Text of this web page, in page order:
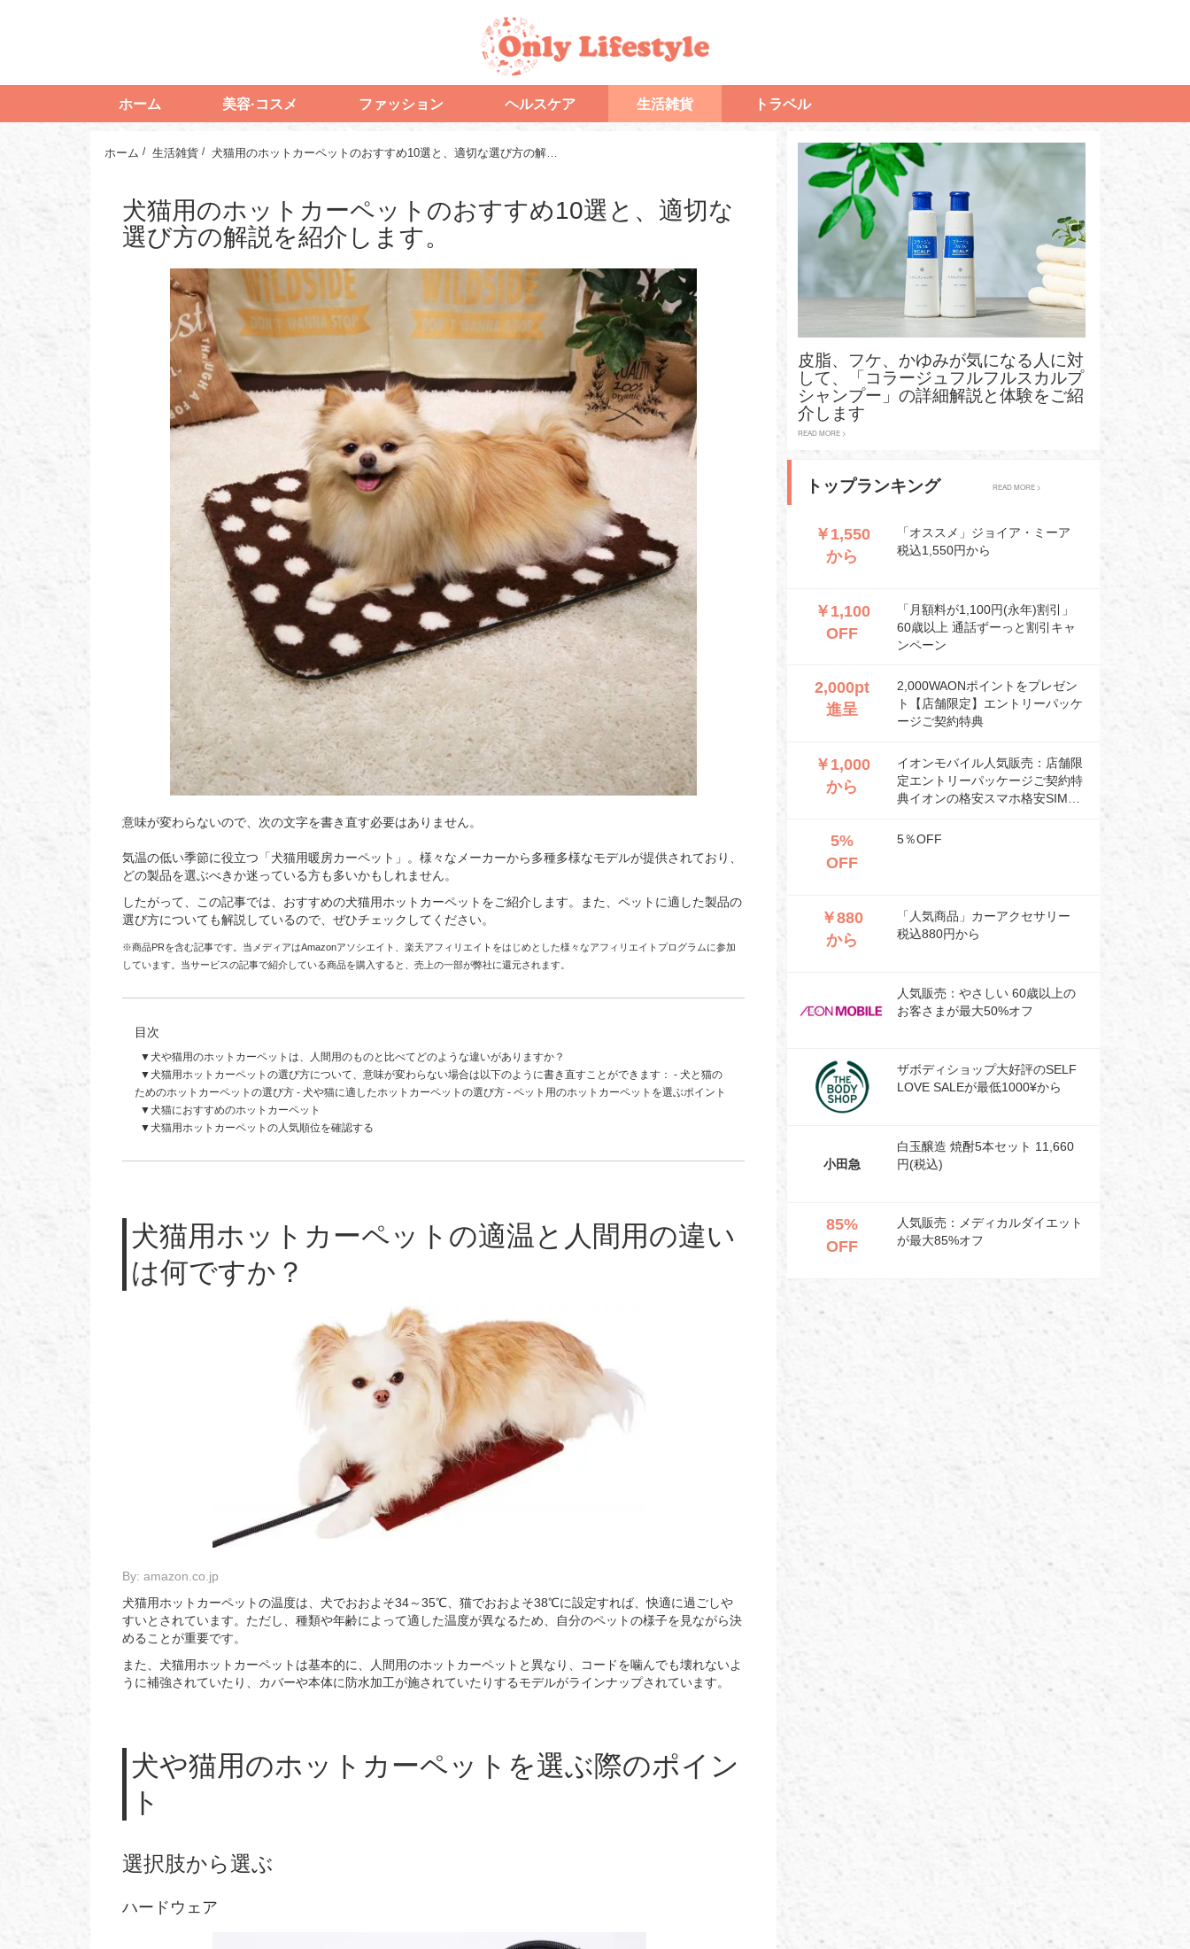
ホーム 美容·コスメ ファッション ヘルスケア 生活雑貨 トラベル
ホーム 生活雑貨 犬猫用のホットカーペットのおすすめ10選と、適切な選び方の解説を紹介します。
犬猫用のホットカーペットのおすすめ10選と、適切な
選び方の解説を紹介します。
意味が変わらないので、次の文字を書き直す必要はありません。
気温の低い季節に役立つ「犬猫用暖房カーペット」。様々なメーカーから多種多様なモデルが提供されており、
どの製品を選ぶべきか迷っている方も多いかもしれません。
したがって、この記事では、おすすめの犬猫用ホットカーペットをご紹介します。また、ペットに適した製品の
選び方についても解説しているので、ぜひチェックしてください。
※商品PRを含む記事です。当メディアはAmazonアソシエイト、楽天アフィリエイトをはじめとした様々なアフィリエイトプログラムに参加
しています。当サービスの記事で紹介している商品を購入すると、売上の一部が弊社に還元されます。
目次
犬や猫用のホットカーペットは、人間用のものと比べてどのような違いがありますか？
犬猫用ホットカーペットの選び方について、意味が変わらない場合は以下のように書き直すことができます： - 犬と猫の
ためのホットカーペットの選び方 - 犬や猫に適したホットカーペットの選び方 - ペット用のホットカーペットを選ぶポイント
犬猫におすすめのホットカーペット
犬猫用ホットカーペットの人気順位を確認する
犬猫用ホットカーペットの適温と人間用の違い
は何ですか？
By: amazon.co.jp
犬猫用ホットカーペットの温度は、犬でおおよそ34～35℃、猫でおおよそ38℃に設定すれば、快適に過ごしや
すいとされています。ただし、種類や年齢によって適した温度が異なるため、自分のペットの様子を見ながら決
めることが重要です。
また、犬猫用ホットカーペットは基本的に、人間用のホットカーペットと異なり、コードを噛んでも壊れないよ
うに補強されていたり、カバーや本体に防水加工が施されていたりするモデルがラインナップされています。
犬や猫用のホットカーペットを選ぶ際のポイン
ト
選択肢から選ぶ
ハードウェア
皮脂、フケ、かゆみが気になる人に対
して、「コラージュフルフルスカルプ
シャンプー」の詳細解説と体験をご紹
介します
READ MORE >
トップランキング READ MORE >
￥1,550
から
「オススメ」ジョイア・ミーア
税込1,550円から
￥1,100
OFF
「月額料が1,100円(永年)割引」
60歳以上 通話ずーっと割引キャ
ンペーン
2,000pt
進呈
2,000WAONポイントをプレゼン
ト【店舗限定】エントリーパッケ
ージご契約特典
￥1,000
から
イオンモバイル人気販売：店舗限
定エントリーパッケージご契約特
典イオンの格安スマホ格安SIMが
5%
OFF
5％OFF
￥880
から
「人気商品」カーアクセサリー
税込880円から
人気販売：やさしい 60歳以上の
お客さまが最大50%オフ
ザボディショップ大好評のSELF
LOVE SALEが最低1000¥から
小田急
白玉醸造 焼酎5本セット 11,660
円(税込)
85%
OFF
人気販売：メディカルダイエット
が最大85%オフ